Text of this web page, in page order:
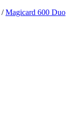
/ Magicard 600 Duo